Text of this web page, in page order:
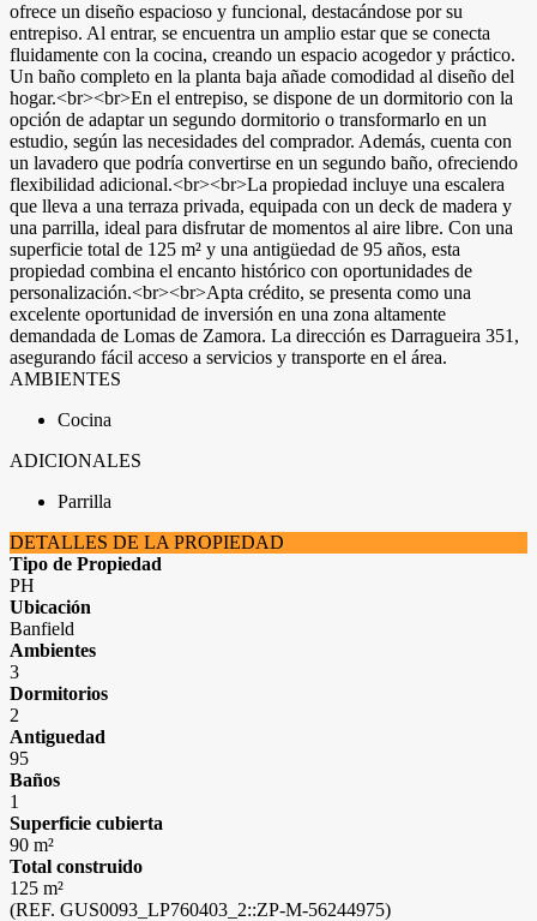
ofrece un diseño espacioso y funcional, destacándose por su
entrepiso. Al entrar, se encuentra un amplio estar que se conecta
fluidamente con la cocina, creando un espacio acogedor y práctico.
Un baño completo en la planta baja añade comodidad al diseño del
hogar.<br><br>En el entrepiso, se dispone de un dormitorio con la
opción de adaptar un segundo dormitorio o transformarlo en un
estudio, según las necesidades del comprador. Además, cuenta con
un lavadero que podría convertirse en un segundo baño, ofreciendo
flexibilidad adicional.<br><br>La propiedad incluye una escalera
que lleva a una terraza privada, equipada con un deck de madera y
una parrilla, ideal para disfrutar de momentos al aire libre. Con una
superficie total de 125 m² y una antigüedad de 95 años, esta
propiedad combina el encanto histórico con oportunidades de
personalización.<br><br>Apta crédito, se presenta como una
excelente oportunidad de inversión en una zona altamente
demandada de Lomas de Zamora. La dirección es Darragueira 351,
asegurando fácil acceso a servicios y transporte en el área.
AMBIENTES
Cocina
ADICIONALES
Parrilla
DETALLES DE LA PROPIEDAD
Tipo de Propiedad
PH
Ubicación
Banfield
Ambientes
3
Dormitorios
2
Antiguedad
95
Baños
1
Superficie cubierta
90 m²
Total construido
125 m²
(REF. GUS0093_LP760403_2::ZP-M-56244975)